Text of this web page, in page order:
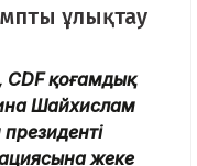
ұлықтау
CDF қоғамдық
Шайхислам
жеке